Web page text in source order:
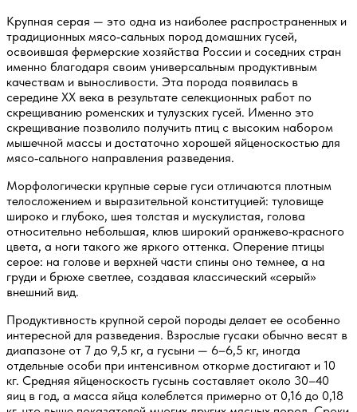
Крупная серая — это одна из наиболее распространенных и
традиционных мясо‑сальных пород домашних гусей,
освоившая фермерские хозяйства России и соседних стран
именно благодаря своим универсальным продуктивным
качествам и выносливости. Эта порода появилась в
середине XX века в результате селекционных работ по
скрещиванию роменских и тулузских гусей. Именно это
скрещивание позволило получить птиц с высоким набором
мышечной массы и достаточно хорошей яйценоскостью для
мясо‑сального направления разведения.
Морфологически крупные серые гуси отличаются плотным
телосложением и выразительной конституцией: туловище
широко и глубоко, шея толстая и мускулистая, голова
относительно небольшая, клюв широкий оранжево‑красного
цвета, а ноги такого же яркого оттенка. Оперение птицы
серое: на голове и верхней части спины оно темнее, а на
груди и брюхе светлее, создавая классический «серый»
внешний вид.
Продуктивность крупной серой породы делает ее особенно
интересной для разведения. Взрослые гусаки обычно весят в
диапазоне от 7 до 9,5 кг, а гусыни — 6–6,5 кг, иногда
отдельные особи при интенсивном откорме достигают и 10
кг. Средняя яйценоскость гусынь составляет около 30–40
яиц в год, а масса яйца колеблется примерно от 0,16 до 0,18